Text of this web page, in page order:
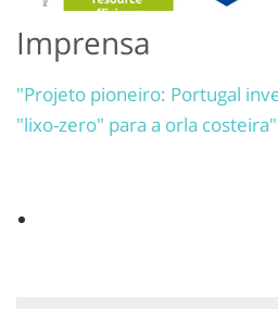
Imprensa
"Projeto pioneiro: Portugal
"lixo-zero" para a orla